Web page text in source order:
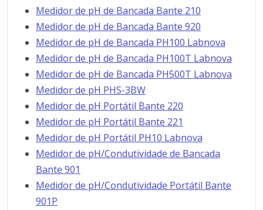
Medidor de pH de Bancada Bante 210
Medidor de pH de Bancada Bante 920
Medidor de pH de Bancada PH100 Labnova
Medidor de pH de Bancada PH100T Labnova
Medidor de pH de Bancada PH500T Labnova
Medidor de pH PHS-3BW
Medidor de pH Portátil Bante 220
Medidor de pH Portátil Bante 221
Medidor de pH Portátil PH10 Labnova
Medidor de pH/Condutividade de Bancada
Bante 901
Medidor de pH/Condutividade Portátil Bante
901P